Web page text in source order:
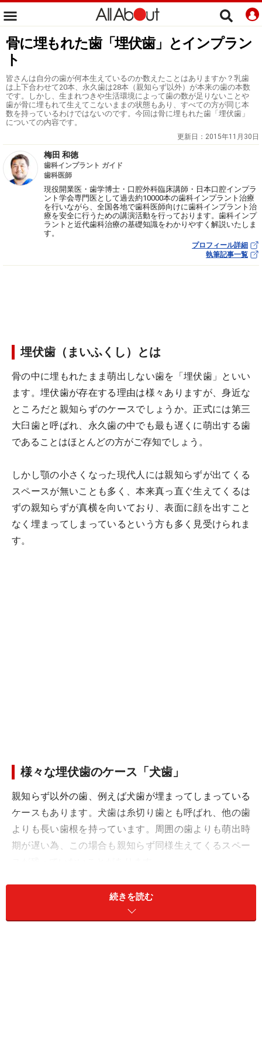
骨に埋もれた歯「埋伏歯」とインプラン
ト
皆さんは自分の歯が何本生えているのか数えたことはありますか？乳歯
は上下合わせて20本、永久歯は28本（親知らず以外）が本来の歯の本数
です。しかし、生まれつきや生活環境によって歯の数が足りないことや
歯が骨に埋もれて生えてこないままの状態もあり、すべての方が同じ本
数を持っているわけではないのです。今回は骨に埋もれた歯「埋伏歯」
についての内容です。
更新日： 2015年11月30日
梅田 和徳
歯科インプラント ガイド
歯科医師
現役開業医・歯学博士・口腔外科臨床講師・日本口腔インプラ
ント学会専門医として過去約10000本の歯科インプラント治療
を行いながら、全国各地で歯科医師向けに歯科インプラント治
療を安全に行うための講演活動を行っております。歯科インプ
ラントと近代歯科治療の基礎知識をわかりやすく解説いたしま
す。
プロフィール詳細
執筆記事一覧
埋伏歯（まいふくし）とは
骨の中に埋もれたまま萌出しない歯を「埋伏歯」といい
ます。埋伏歯が存在する理由は様々ありますが、身近な
ところだと親知らずのケースでしょうか。正式には第三
大臼歯と呼ばれ、永久歯の中でも最も遅くに萌出する歯
であることはほとんどの方がご存知でしょう。
しかし顎の小さくなった現代人には親知らずが出てくる
スペースが無いことも多く、本来真っ直ぐ生えてくるは
ずの親知らずが真横を向いており、表面に顔を出すこと
なく埋まってしまっているという方も多く見受けられま
す。
様々な埋伏歯のケース「犬歯」
親知らず以外の歯、例えば犬歯が埋まってしまっている
ケースもあります。犬歯は糸切り歯とも呼ばれ、他の歯
よりも長い歯根を持っています。周囲の歯よりも萌出時
期が遅い為、この場合も親知らず同様生えてくるスペー
十分なスペースが無い場合は真っ直ぐ生えず唇側転移し
ていわゆる「八重歯」として生えてくることがありま
続きを読む